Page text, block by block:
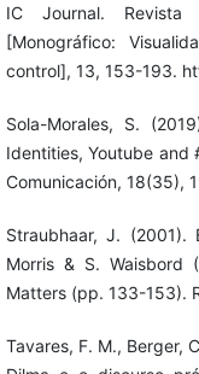
IC Journal. Revista
[Monográfico:
control], 13, 153-193.
Sola-Morales, S.
Identities, Youtube and
Comunicación, 18(35),
Straubhaar, J.
Morris & S. Waisbord
Matters (pp. 133-153).
Tavares, F. M., Berger,